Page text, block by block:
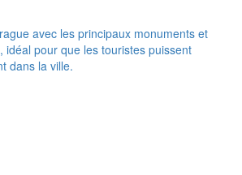
avec les principaux monuments et
idéal pour que les touristes puissent
dans la ville.